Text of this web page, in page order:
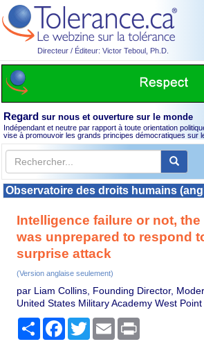
Directeur / Éditeur: Victor Teboul, Ph.D.
Regard sur nous et ouverture sur le monde
Indépendant et neutre par rapport à toute orientation
vise à promouvoir les grands principes démocratiques sur
Observatoire des droits humains
Intelligence failure or not,
was unprepared to respond
surprise attack
(Version anglaise seulement)
par Liam Collins, Founding Director,
United States Military Academy West Point
PartagerFacebook
TwitterEmail